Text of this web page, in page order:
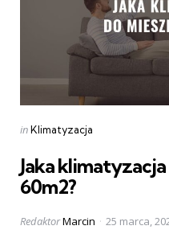
Categories
Posted
inKlimatyzacja
Jaka
60m2?
Posted
RedaktorMarcin 25 marca,